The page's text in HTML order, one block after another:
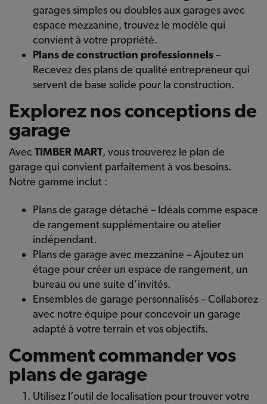
garages simples ou doubles aux garages avec
espace mezzanine, trouvez le modèle qui
convient à votre propriété.
Plans de construction professionnels–
Recevez des plans de qualité entrepreneur qui
servent de base solide pour la construction.
Explorez nos conceptions de
garage
Avec TIMBER MART, vous trouverez le plan de
garage qui convient parfaitement à vos besoins.
Notre gamme inclut :
Plans de garage détaché – Idéals comme espace
de rangement supplémentaire ou atelier
indépendant.
Plans de garage avec mezzanine – Ajoutez un
étage pour créer un espace de rangement, un
bureau ou une suite d’invités.
Ensembles de garage personnalisés – Collaborez
avec notre équipe pour concevoir un garage
adapté à votre terrain et vos objectifs.
Comment commander vos
plans de garage
Utilisez l’outil de localisation pour trouver votre